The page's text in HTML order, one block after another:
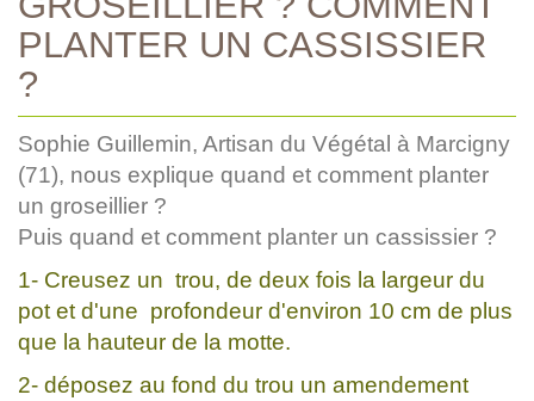
PLANTER UN CASSISSIER
?
Sophie Guillemin, Artisan du Végétal à Marcigny
(71), nous explique quand et comment planter
un groseillier ?
Puis quand et comment planter un cassissier ?
1- Creusez un trou, de deux fois la largeur du
pot et d'une profondeur d'environ 10 cm de plus
que la hauteur de la motte.
2- déposez au fond du trou un amendement